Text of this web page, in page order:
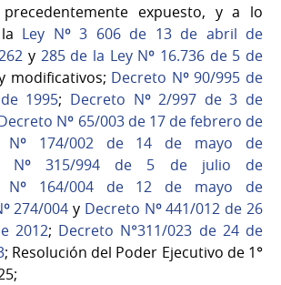
expuesto, y a lo
Ley Nº 3 606 de 13 de abril de
y 285 de la Ley Nº 16.736 de 5 de
modificativos; Decreto Nº 90/995 de
1995; Decreto Nº 2/997 de 3 de
Nº 65/003 de 17 de febrero de
Nº 174/002 de 14 de mayo de
Nº 315/994 de 5 de julio de
Nº 164/004 de 12 de mayo de
274/004 y Decreto Nº 441/012 de 26
2012; Decreto N°311/023 de 24 de
; Resolución del Poder Ejecutivo de 1°